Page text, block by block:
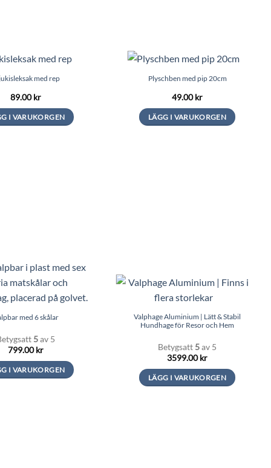
med rep
89.00kr
I VARUKORGEN
Plyschben med pip 20cm
49.00kr
LÄGG I VARUKORGEN
med 6 skålar
5av 5
799.00kr
I VARUKORGEN
Valphage Aluminium | Lätt & Stabil
Hundhage för Resor och Hem
Betygsatt 5av 5
3599.00kr
LÄGG I VARUKORGEN